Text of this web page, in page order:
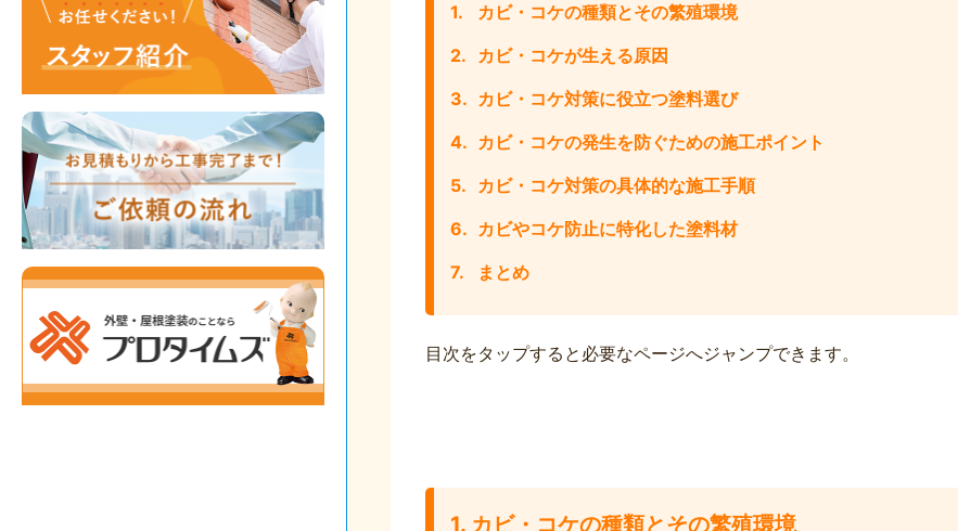
1.
カビ・コケの種類とその繁殖環境
2. カビ・コケが生える原因
3. カビ・コケ対策に役立つ塗料選び
4. カビ・コケの発生を防ぐための施工ポイント
5. カビ・コケ対策の具体的な施工手順
6. カビやコケ防止に特化した塗料材
7.
まとめ
目次をタップすると必要なページへジャンプできます。
1. カビ・コケの種類とその繁殖環境